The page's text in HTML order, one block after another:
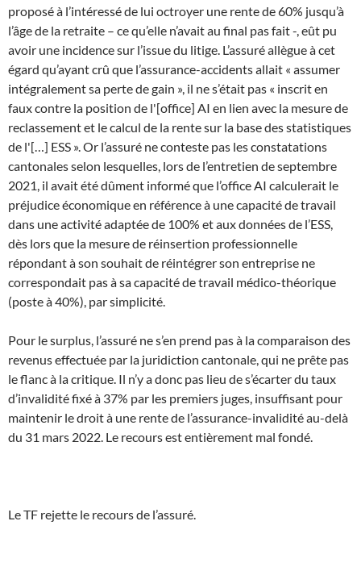
proposé à l’intéressé de lui octroyer une rente de 60% jusqu’à
l’âge de la retraite – ce qu’elle n’avait au final pas fait -, eût pu
avoir une incidence sur l’issue du litige. L’assuré allègue à cet
égard qu’ayant crû que l’assurance-accidents allait « assumer
intégralement sa perte de gain », il ne s’était pas « inscrit en
faux contre la position de l'[office] AI en lien avec la mesure de
reclassement et le calcul de la rente sur la base des statistiques
de l'[…] ESS ». Or l’assuré ne conteste pas les constatations
cantonales selon lesquelles, lors de l’entretien de septembre
2021, il avait été dûment informé que l’office AI calculerait le
préjudice économique en référence à une capacité de travail
dans une activité adaptée de 100% et aux données de l’ESS,
dès lors que la mesure de réinsertion professionnelle
répondant à son souhait de réintégrer son entreprise ne
correspondait pas à sa capacité de travail médico-théorique
(poste à 40%), par simplicité.
Pour le surplus, l’assuré ne s’en prend pas à la comparaison des
revenus effectuée par la juridiction cantonale, qui ne prête pas
le flanc à la critique. Il n’y a donc pas lieu de s’écarter du taux
d’invalidité fixé à 37% par les premiers juges, insuffisant pour
maintenir le droit à une rente de l’assurance-invalidité au-delà
du 31 mars 2022. Le recours est entièrement mal fondé.
Le TF rejette le recours de l’assuré.